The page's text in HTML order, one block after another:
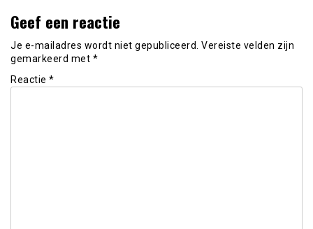
Geef een reactie
Je e-mailadres wordt niet gepubliceerd. Vereiste velden zijn
gemarkeerd met *
Reactie *